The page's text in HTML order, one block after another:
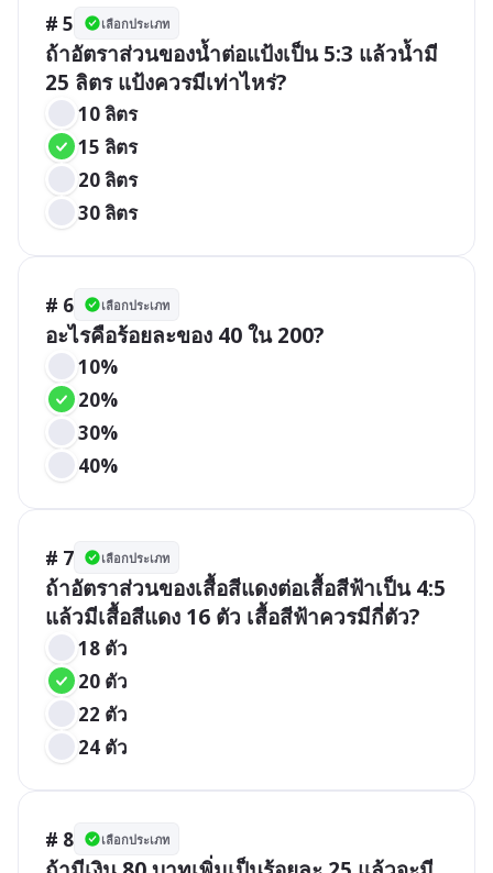
# 5 เลือกประเภท
ถ้าอัตราส่วนของน้ำต่อแป้งเป็น 5:3 แล้วน้ำมี
25 ลิตร แป้งควรมีเท่าไหร่?
10 ลิตร
15 ลิตร
20 ลิตร
30 ลิตร
# 6 เลือกประเภท
อะไรคือร้อยละของ 40 ใน 200?
10%
20%
30%
40%
# 7 เลือกประเภท
ถ้าอัตราส่วนของเสื้อสีแดงต่อเสื้อสีฟ้าเป็น 4:5
แล้วมีเสื้อสีแดง 16 ตัว เสื้อสีฟ้าควรมีกี่ตัว?
18 ตัว
20 ตัว
22 ตัว
24 ตัว
# 8 เลือกประเภท